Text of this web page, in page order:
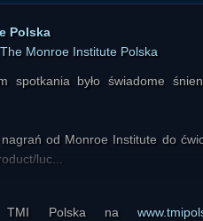
Polska
Monroe Institute Polska
spotkania było świadome
od Monroe Institute do
luc...
Instytutu Monroe:
TMI Polska na